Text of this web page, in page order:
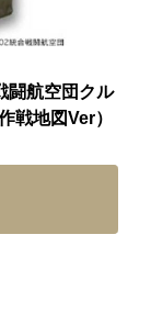
闘航空団クル
戦地図Ver）